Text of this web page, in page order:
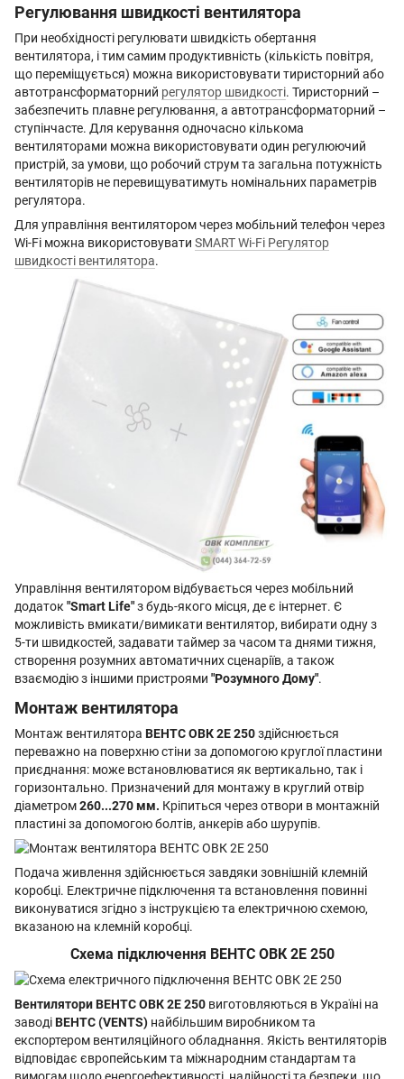
Регулювання швидкості вентилятора
При необхідності регулювати швидкість обертання
вентилятора, і тим самим продуктивність (кількість повітря,
що переміщується) можна використовувати тиристорний або
автотрансформаторний регулятор швидкості. Тиристорний –
забезпечить плавне регулювання, а автотрансформаторний –
ступінчасте. Для керування одночасно кількома
вентиляторами можна використовувати один регулюючий
пристрій, за умови, що робочий струм та загальна потужність
вентиляторів не перевищуватимуть номінальних параметрів
регулятора.
Для управління вентилятором через мобільний телефон через
Wi-Fi можна використовувати SMART Wi-Fi Регулятор
швидкості вентилятора.
Управління вентилятором відбувається через мобільний
додаток"Smart Life"з будь-якого місця, де є інтернет. Є
можливість вмикати/вимикати вентилятор, вибирати одну з
5-ти швидкостей, задавати таймер за часом та днями тижня,
створення розумних автоматичних сценаріїв, а також
взаємодію з іншими пристроями "Розумного Дому".
Монтаж вентилятора
Монтаж вентилятора ВЕНТС ОВК 2Е 250здійснюється
переважно на поверхню стіни за допомогою круглої пластини
приєднання: може встановлюватися як вертикально, так і
горизонтально. Призначений для монтажу в круглий отвір
діаметром260...270 мм. Кріпиться через отвори в монтажній
пластині за допомогою болтів, анкерів або шурупів.
Подача живлення здійснюється завдяки зовнішній клемній
коробці. Електричне підключення та встановлення повинні
виконуватися згідно з інструкцією та електричною схемою,
вказаною на клемній коробці.
Схема підключення ВЕНТС ОВК 2Е 250
Вентилятори ВЕНТС ОВК 2Е 250 виготовляються в Україні на
заводіВЕНТС (VENTS) найбільшим виробником та
експортером вентиляційного обладнання. Якість вентиляторів
відповідає європейським та міжнародним стандартам та
вимогам щодо енергоефективності, надійності та безпеки, що